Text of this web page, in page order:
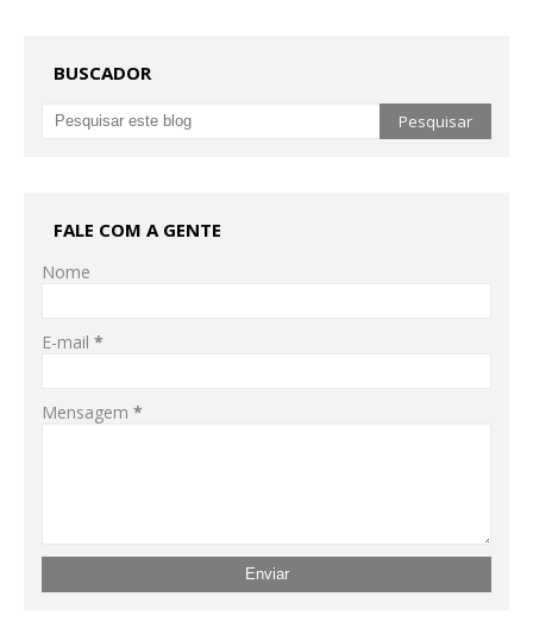
BUSCADOR
FALE COM A GENTE
Nome
E-mail *
Mensagem *